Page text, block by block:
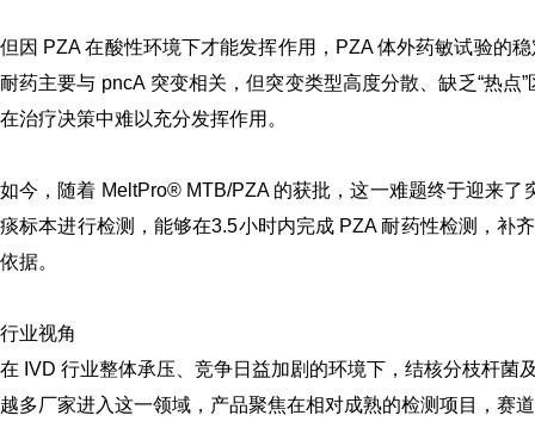
但因 PZA 在酸性环境下才能发挥作用，PZA 体外药敏试验的
耐药主要与 pncA 突变相关，但突变类型高度分散、缺乏“热
在治疗决策中难以充分发挥作用。
如今，随着 MeltPro® MTB/PZA 的获批，这一难题终于迎来了
痰标本进行检测，能够在3.5小时内完成 PZA 耐药性检测，补
依据。
行业视角
在 IVD 行业整体承压、竞争日益加剧的环境下，结核分枝杆
越多厂家进入这一领域，产品聚焦在相对成熟的检测项目，赛